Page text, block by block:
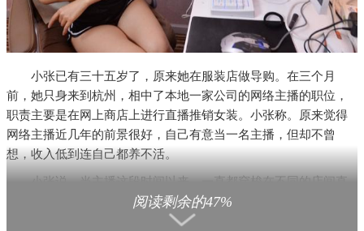
小张已有三十五岁了，原来她在服装店做导购。在三个月
前，她只身来到杭州，相中了本地一家公司的网络主播的职位，
职责主要是在网上商店上进行直播推销女装。小张称。原来觉得
网络主播近几年的前景很好，自己有意当一名主播，但却不曾
想，收入低到连自己都养不活。
小张说，当主播这段时间以来，一直都穿梭在不同的店间直
播服饰，开始一个月仅有区区的七百多元，次月领到手的是两千
阅读剩余的47%